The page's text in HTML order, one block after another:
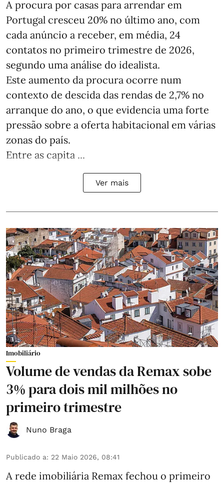
A procura por casas para arrendar em
Portugal cresceu 20% no último ano, com
cada anúncio a receber, em média, 24
contatos no primeiro trimestre de 2026,
segundo uma análise do idealista.
Este aumento da procura ocorre num
contexto de descida das rendas de 2,7% no
arranque do ano, o que evidencia uma forte
pressão sobre a oferta habitacional em várias
zonas do país.
Entre as capita ...
Ver mais
Imobiliário
Volume de vendas da Remax sobe
3% para dois mil milhões no
primeiro trimestre
Nuno Braga
Publicado a: 22 Maio 2026, 08:41
A rede imobiliária Remax fechou o primeiro